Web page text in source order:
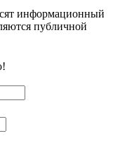
информационный
публичной